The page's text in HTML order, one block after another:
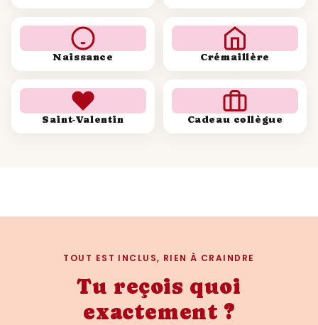
Naissance Crémaillère
Saint-Valentin Cadeau collègue
TOUT EST INCLUS, RIEN À CRAINDRE
Tu reçois quoi
exactement ?